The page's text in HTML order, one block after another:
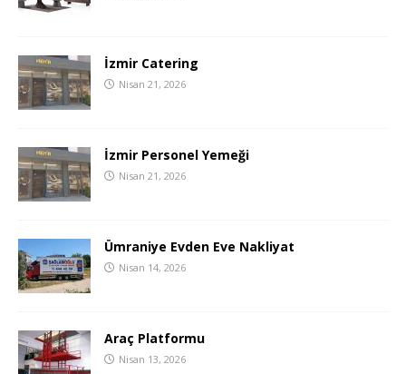
İzmir Catering
Nisan 21, 2026
İzmir Personel Yemeği
Nisan 21, 2026
Ümraniye Evden Eve Nakliyat
Nisan 14, 2026
Araç Platformu
Nisan 13, 2026